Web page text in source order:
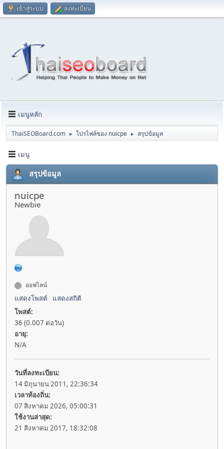
เข้าสู่ระบบ ลงทะเบียน
เมนูหลัก
ThaiSEOBoard.com ► โปรไฟล์ของ nuicpe ► สรุปข้อมูล
เมนู
สรุปข้อมูล
nuicpe
Newbie
ออฟไลน์
แสดงโพสต์
แสดงสถิติ
โพสต์:
36 (0.007 ต่อวัน)
อายุ:
N/A
วันที่ลงทะเบียน:
14 มิถุนายน 2011, 22:36:34
เวลาท้องถิ่น:
07 สิงหาคม 2026, 05:00:31
ใช้งานล่าสุด:
21 สิงหาคม 2017, 18:32:08